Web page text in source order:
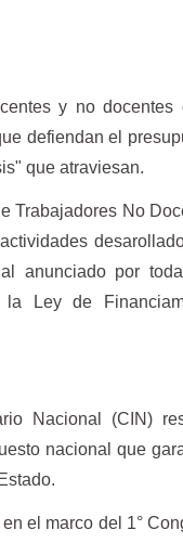
y no docentes
defiendan el
que atraviesan.
Trabajadores No
anunciado por
Ley de
Nacional (CIN)
nacional que
el marco del 1°